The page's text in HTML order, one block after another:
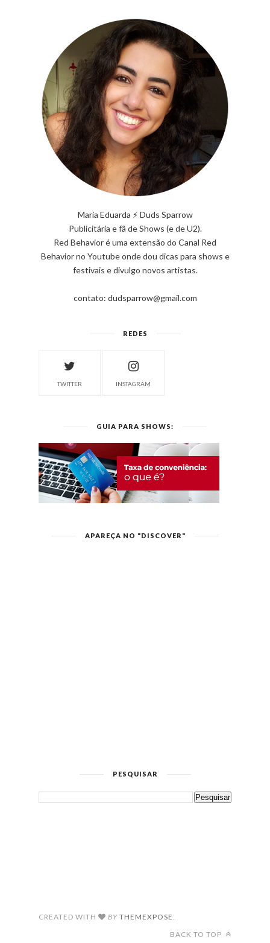
Maria Eduarda ⚡ Duds Sparrow
Publicitária e fã de Shows (e de U2).
Red Behavior é uma extensão do Canal Red
Behavior no Youtube onde dou dicas para shows e
festivais e divulgo novos artistas.
contato: dudsparrow@gmail.com
REDES
TWITTER INSTAGRAM
GUIA PARA SHOWS:
APAREÇA NO "DISCOVER"
PESQUISAR
CREATED WITH BY THEMEXPOSE.
BACK TO TOP